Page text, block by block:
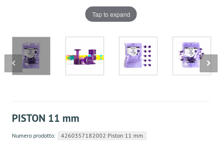
Tap to expand
PISTON 11 mm
Numero prodotto: 4260357182002 Piston 11 mm